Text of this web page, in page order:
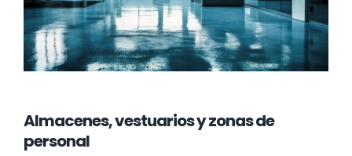
Almacenes, vestuarios y zonas de
personal